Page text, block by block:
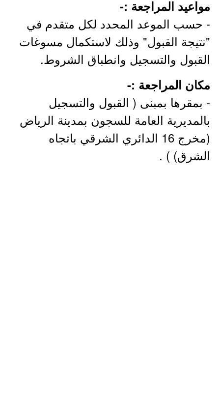
مواعيد المراجعة :-
- حسب الموعد المحدد لكل متقدم في
"نتيجة القبول" وذلك لاستكمال مسوغات
القبول والتسجيل وانطباق الشروط.
مكان المراجعة :-
- بمقرها بمبنى ( القبول والتسجيل
بالمديرية العامة للسجون بمدينة الرياض
(مخرج 16 الدائري الشرقي باتجاه
الشرق) ) .